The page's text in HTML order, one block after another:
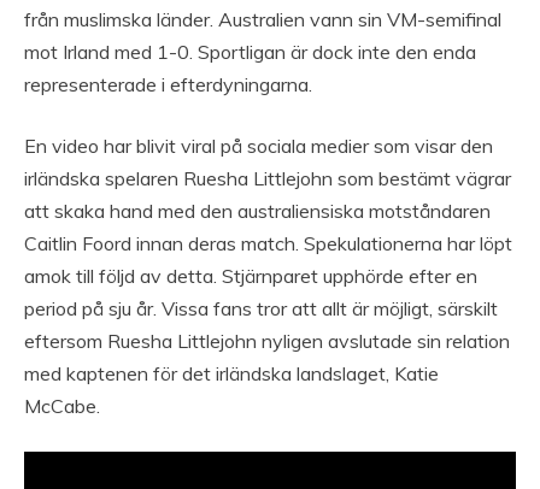
från muslimska länder. Australien vann sin VM-semifinal
mot Irland med 1-0. Sportligan är dock inte den enda
representerade i efterdyningarna.
En video har blivit viral på sociala medier som visar den
irländska spelaren Ruesha Littlejohn som bestämt vägrar
att skaka hand med den australiensiska motståndaren
Caitlin Foord innan deras match. Spekulationerna har löpt
amok till följd av detta. Stjärnparet upphörde efter en
period på sju år. Vissa fans tror att allt är möjligt, särskilt
eftersom Ruesha Littlejohn nyligen avslutade sin relation
med kaptenen för det irländska landslaget, Katie
McCabe.